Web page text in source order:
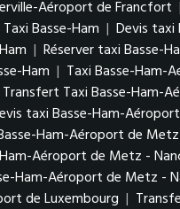
Aéroport de Francfort |
Basse-Ham | Devis taxi
| Réserver taxi Basse-
Ham | Taxi Basse-Ham-
Transfert Taxi Basse-Ham-
taxi Basse-Ham-
Ham-Aéroport de
Aéroport de Metz -
Ham-Aéroport de Metz -
de Luxembourg |